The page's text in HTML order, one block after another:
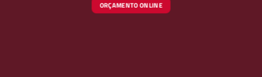
ORÇAMENTO ONLINE